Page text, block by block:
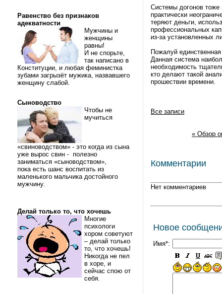
Равенство без признаков
адекватности
Мужчины и
женщины
равны!
И не спорьте,
так написано в
Конституции, и любая феминистка
зубами загрызёт мужика, назвавшего
женщину слабой.
Сыноводство
Чтобы не
мучиться
«свиноводством» - это когда из сына
уже вырос свин - полезно
заниматься «сыноводством»,
пока есть шанс воспитать из
маленького мальчика достойного
мужчину.
Делай только то, что хочешь
Многие
психологи
хором советуют
– делай только
то, что хочешь!
Никогда не пел
в хоре, и
сейчас спою от
себя.
Системы догонов тоже
практически
теряют деньги,
профессиональных
из-за установленных
Пожалуй
Данная система
необходимость
кто делают такой
прошествии времени.
Все записи
« Обзор
Комментарии
Нет комментариев
Новое
Имя*: